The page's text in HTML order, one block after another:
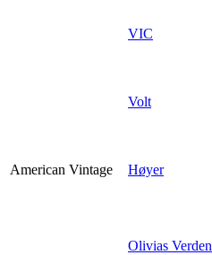
VIC
Volt
American Vintage Høyer
Olivias Verden